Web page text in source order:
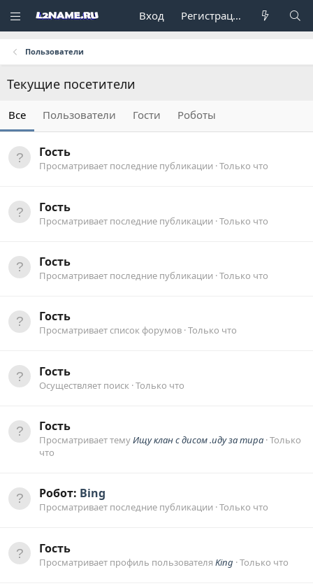
Вход Регистрация
Пользователи
Текущие посетители
Все Пользователи Гости Роботы
Гость
Просматривает последние публикации Только что
Гость
Просматривает последние публикации Только что
Гость
Просматривает последние публикации Только что
Гость
Просматривает список форумов Только что
Гость
Осуществляет поиск Только что
Гость
Просматривает темуИщу клан с дисом .иду за тира Только
что
Робот: Bing
Просматривает последние публикации Только что
Гость
Просматривает профиль пользователя King Только что